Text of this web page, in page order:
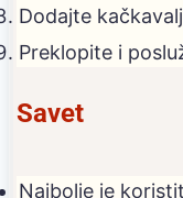
Dodajte
Preklopite i
Savet
Najbolje je